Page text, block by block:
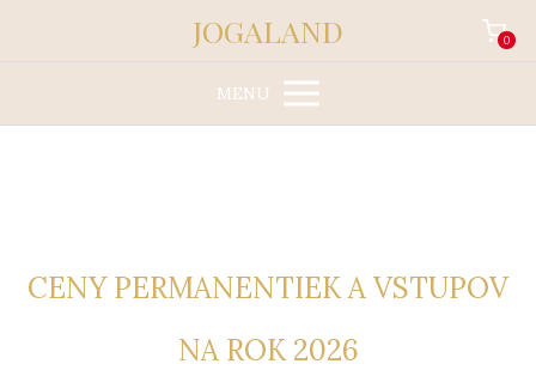
JOGALAND 0
MENU
CENY PERMANENTIEK A VSTUPOV
NA ROK 2026